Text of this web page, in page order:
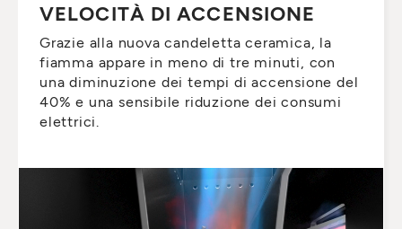
VELOCITÀ DI ACCENSIONE
Grazie alla nuova candeletta ceramica, la
fiamma appare in meno di tre minuti, con
una diminuzione dei tempi di accensione del
40% e una sensibile riduzione dei consumi
elettrici.